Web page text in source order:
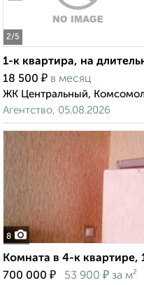
2/5
1-к квартира, на
18 500 ₽ в месяц
ЖК Центральный,
Агентство, 05.08.2026
8
Комната в 4-к квартире,
700 000 ₽ 53 900 ₽ за м²